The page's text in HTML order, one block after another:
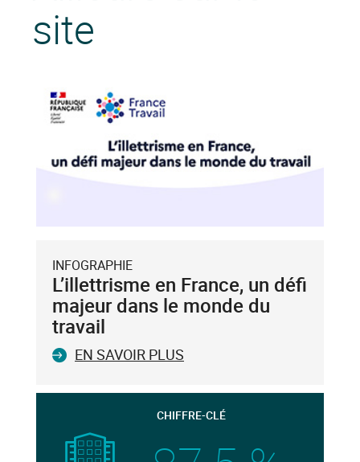
site
INFOGRAPHIE
L’illettrisme en France, un défi
majeur dans le monde du
travail
EN SAVOIR PLUS
CHIFFRE-CLÉ